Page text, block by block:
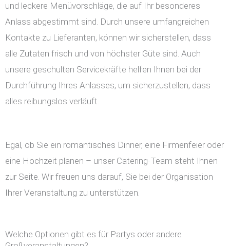
und leckere Menüvorschläge, die auf Ihr besonderes
Anlass abgestimmt sind. Durch unsere umfangreichen
Kontakte zu Lieferanten, können wir sicherstellen, dass
alle Zutaten frisch und von höchster Güte sind. Auch
unsere geschulten Servicekräfte helfen Ihnen bei der
Durchführung Ihres Anlasses, um sicherzustellen, dass
alles reibungslos verläuft.
Egal, ob Sie ein romantisches Dinner, eine Firmenfeier oder
eine Hochzeit planen – unser Catering-Team steht Ihnen
zur Seite. Wir freuen uns darauf, Sie bei der Organisation
Ihrer Veranstaltung zu unterstützen.
Welche Optionen gibt es für Partys oder andere